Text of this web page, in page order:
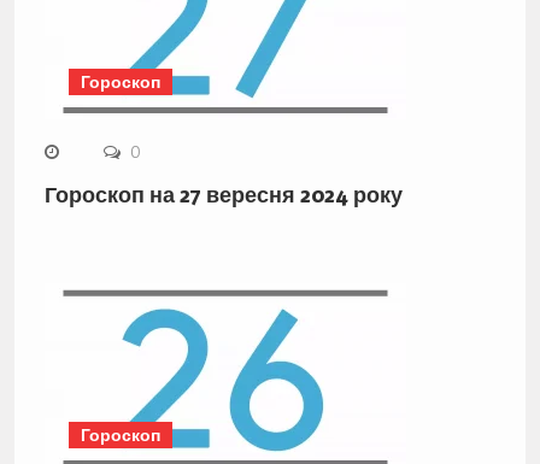
Гороскоп
0
Гороскоп на 27 вересня 2024 року
Гороскоп